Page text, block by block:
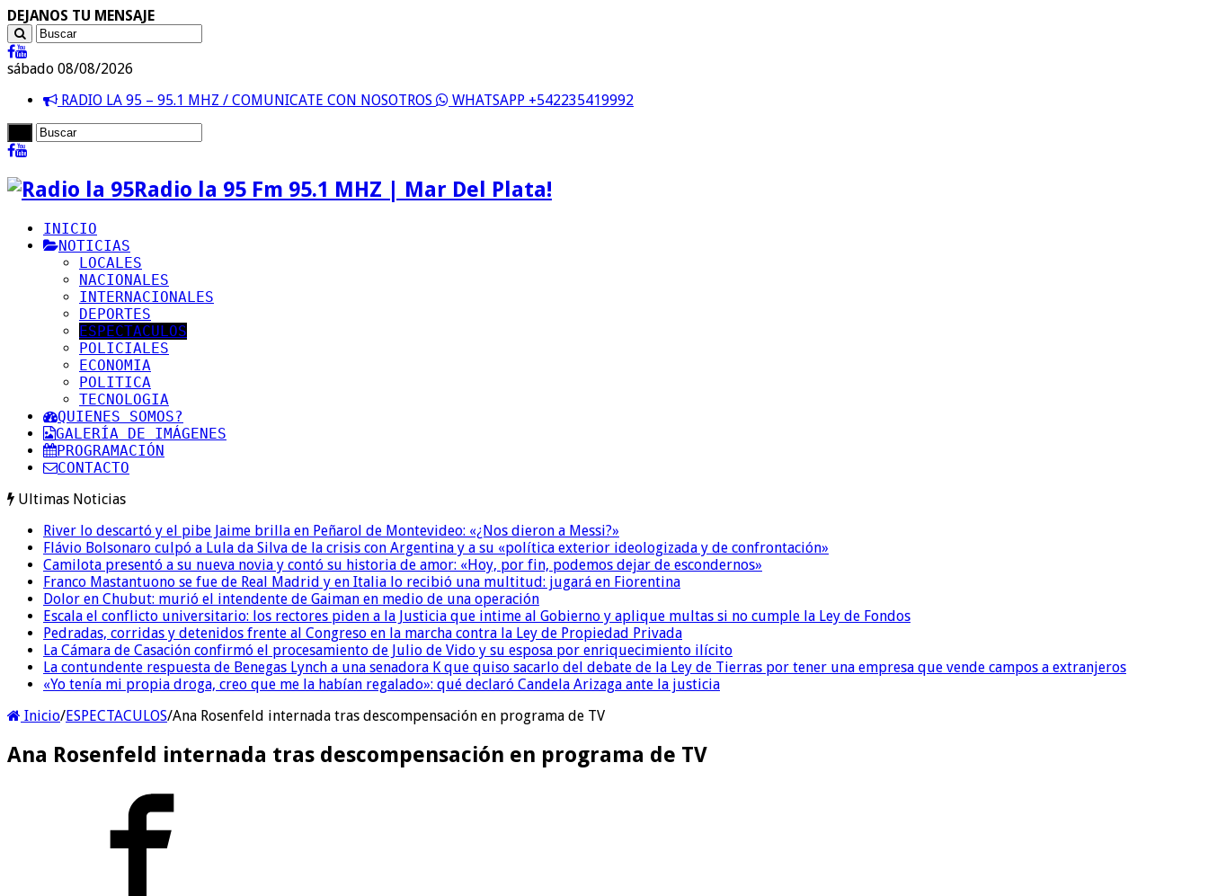
DEJANOS TU MENSAJE
sábado 08/08/2026
RADIO LA 95 – 95.1 MHZ / COMUNICATE CON NOSOTROS
WHATSAPP +542235419992
Radio la 95 Fm 95.1 MHZ | Mar Del Plata!
INICIO
NOTICIAS
LOCALES
NACIONALES
INTERNACIONALES
DEPORTES
ESPECTACULOS
POLICIALES
ECONOMIA
POLITICA
TECNOLOGIA
QUIENES SOMOS?
GALERÍA DE IMÁGENES
PROGRAMACIÓN
CONTACTO
Ultimas Noticias
River lo descartó y el pibe Jaime brilla en Peñarol de Montevideo: «¿Nos dieron a Messi?»
Flávio Bolsonaro culpó a Lula da Silva de la crisis con Argentina y a su «política exterior ideologizada y de confrontación»
Camilota presentó a su nueva novia y contó su historia de amor: «Hoy, por fin, podemos dejar de escondernos»
Franco Mastantuono se fue de Real Madrid y en Italia lo recibió una multitud: jugará en Fiorentina
Dolor en Chubut: murió el intendente de Gaiman en medio de una operación
Escala el conflicto universitario: los rectores piden a la Justicia que intime al Gobierno y aplique multas si no cumple la Ley de Fondos
Pedradas, corridas y detenidos frente al Congreso en la marcha contra la Ley de Propiedad Privada
La Cámara de Casación confirmó el procesamiento de Julio de Vido y su esposa por enriquecimiento ilícito
La contundente respuesta de Benegas Lynch a una senadora K que quiso sacarlo del debate de la Ley de Tierras por tener una empresa que vende campos a extranjeros
«Yo tenía mi propia droga, creo que me la habían regalado»: qué declaró Candela Arizaga ante la justicia
Inicio/ESPECTACULOS/Ana Rosenfeld internada tras descompensación en programa de TV
Ana Rosenfeld internada tras descompensación en programa de TV